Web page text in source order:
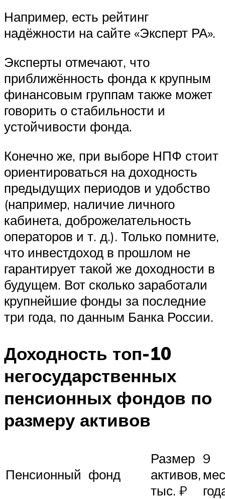
Например, есть рейтинг
надёжности на сайте «Эксперт РА».
Эксперты отмечают, что
приближённость фонда к крупным
финансовым группам также может
говорить о стабильности и
устойчивости фонда.
Конечно же, при выборе НПФ стоит
ориентироваться на доходность
предыдущих периодов и удобство
(например, наличие личного
кабинета, доброжелательность
операторов и т. д.). Только помните,
что инвестдоход в прошлом не
гарантирует такой же доходности в
будущем. Вот сколько заработали
крупнейшие фонды за последние
три года, по данным Банка России.
Доходность топ-10
негосударственных
пенсионных фондов по
размеру активов
Пенсионный фонд
Размер
активов,
тыс. ₽
9